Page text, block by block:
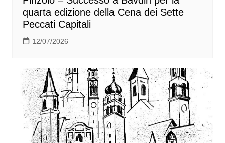
quarta edizione della Cena dei Sette
Peccati Capitali
12/07/2026